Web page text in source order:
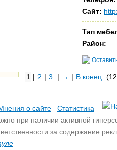
Сайт:
Тип
Район:
1 | 2 | 3 | → | В конец
о сайте
Статистика
при наличии активной
за содержание